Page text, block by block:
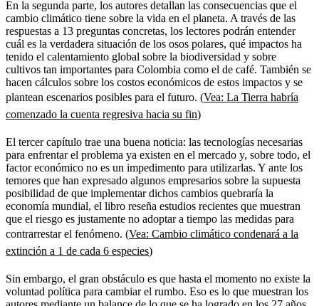
En la segunda parte, los autores detallan las consecuencias que el
cambio climático tiene sobre la vida en el planeta. A través de las
respuestas a 13 preguntas concretas, los lectores podrán entender
cuál es la verdadera situación de los osos polares, qué impactos ha
tenido el calentamiento global sobre la biodiversidad y sobre
cultivos tan importantes para Colombia como el de café. También se
hacen cálculos sobre los costos económicos de estos impactos y se
plantean escenarios posibles para el futuro. (Vea: La Tierra habría
comenzado la cuenta regresiva hacia su fin)
El tercer capítulo trae una buena noticia: las tecnologías necesarias
para enfrentar el problema ya existen en el mercado y, sobre todo, el
factor económico no es un impedimento para utilizarlas. Y ante los
temores que han expresado algunos empresarios sobre la supuesta
posibilidad de que implementar dichos cambios quebraría la
economía mundial, el libro reseña estudios recientes que muestran
que el riesgo es justamente no adoptar a tiempo las medidas para
contrarrestar el fenómeno. (Vea: Cambio climático condenará a la
extinción a 1 de cada 6 especies)
Sin embargo, el gran obstáculo es que hasta el momento no existe la
voluntad política para cambiar el rumbo. Eso es lo que muestran los